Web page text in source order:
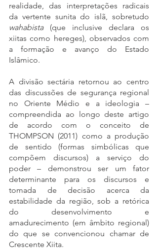
realidade, das interpretações radicais
wahabista (que inclusive declara os
xiitas como hereges), observados com
a formação e avanço do Estado
Islâmico.
A divisão sectária retornou ao centro
das discussões de segurança regional
no Oriente Médio e a ideologia –
compreendida ao longo deste artigo
de acordo com o conceito de
THOMPSON (2011) como a produção
de sentido (formas simbólicas que
compõem discursos) a serviço do
poder – demonstrou ser um fator
determinante para os discursos e
tomada de decisão acerca da
estabilidade da região, sob a retórica
do desenvolvimento e
amadurecimento (em âmbito regional)
do que se convencionou chamar de
Crescente Xiita.